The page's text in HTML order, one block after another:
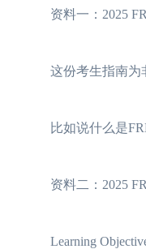
资料一：2025
这份考生指南为
比如说什么是FRM
资料二：2025
Learning